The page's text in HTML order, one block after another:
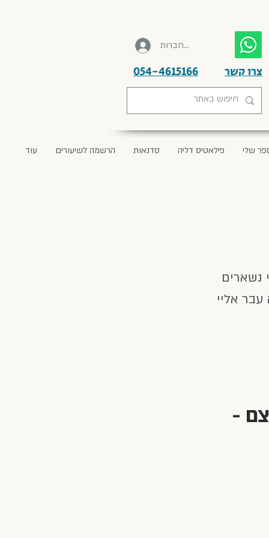
להתחברות
054-4615166 צרו קשר
שלי פילאטיס דליה סדנאות הרשמה לשיעורים עוד
נשארים
אליי
מח עצם -